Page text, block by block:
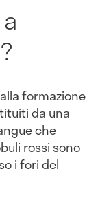
formazione
da una
che
rossi sono
i fori del